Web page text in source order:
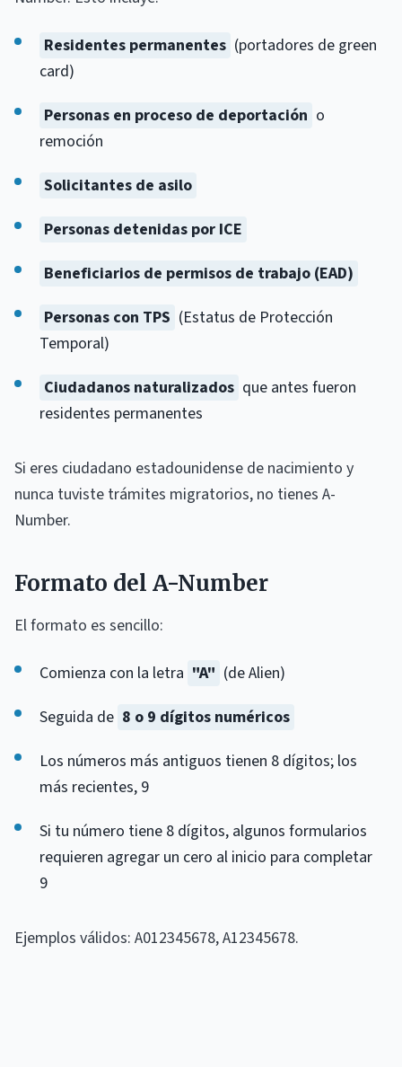
Residentes permanentes (portadores de green
card)
Personas en proceso de deportación o
remoción
Solicitantes de asilo
Personas detenidas por ICE
Beneficiarios de permisos de trabajo (EAD)
Personas con TPS (Estatus de Protección
Temporal)
Ciudadanos naturalizados que antes fueron
residentes permanentes
Si eres ciudadano estadounidense de nacimiento y
nunca tuviste trámites migratorios, no tienes A-
Number.
Formato del A-Number
El formato es sencillo:
Comienza con la letra "A" (de Alien)
Seguida de 8 o 9 dígitos numéricos
Los números más antiguos tienen 8 dígitos; los
más recientes, 9
Si tu número tiene 8 dígitos, algunos formularios
requieren agregar un cero al inicio para completar
9
Ejemplos válidos: A012345678, A12345678.